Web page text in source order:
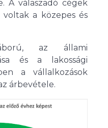
A válaszadó cégek
voltak a közepes és
az állami
és a lakossági
a vállalkozások
árbevétele.